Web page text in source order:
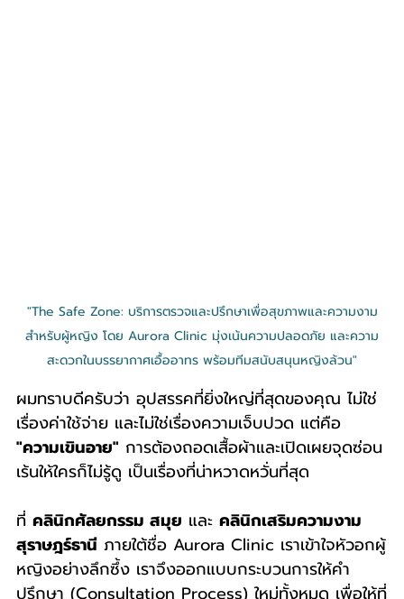
"The Safe Zone: บริการตรวจและปรึกษาเพื่อสุขภาพและความงาม
สำหรับผู้หญิง โดย Aurora Clinic มุ่งเน้นความปลอดภัย และความ
สะดวกในบรรยากาศเอื้ออาทร พร้อมทีมสนับสนุนหญิงล้วน"
ผมทราบดีครับว่า อุปสรรคที่ยิ่งใหญ่ที่สุดของคุณ ไม่ใช่
เรื่องค่าใช้จ่าย และไม่ใช่เรื่องความเจ็บปวด แต่คือ
"ความเขินอาย" การต้องถอดเสื้อผ้าและเปิดเผยจุดซ่อน
เร้นให้ใครก็ไม่รู้ดู เป็นเรื่องที่น่าหวาดหวั่นที่สุด
ที่ คลินิกศัลยกรรม สมุย และ คลินิกเสริมความงาม
สุราษฎร์ธานี ภายใต้ชื่อ Aurora Clinic เราเข้าใจหัวอกผู้
หญิงอย่างลึกซึ้ง เราจึงออกแบบกระบวนการให้คำ
ปรึกษา (Consultation Process) ใหม่ทั้งหมด เพื่อให้ที่